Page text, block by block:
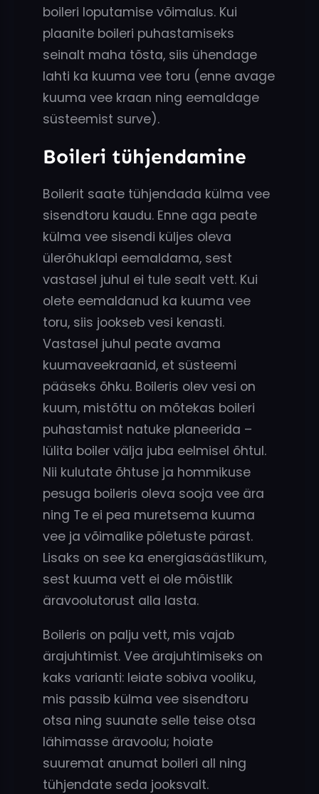
boileri loputamise võimalus. Kui
plaanite boileri puhastamiseks
seinalt maha tõsta, siis ühendage
lahti ka kuuma vee toru (enne avage
kuuma vee kraan ning eemaldage
süsteemist surve).
Boileri tühjendamine
Boilerit saate tühjendada külma vee
sisendtoru kaudu. Enne aga peate
külma vee sisendi küljes oleva
ülerõhuklapi eemaldama, sest
vastasel juhul ei tule sealt vett. Kui
olete eemaldanud ka kuuma vee
toru, siis jookseb vesi kenasti.
Vastasel juhul peate avama
kuumaveekraanid, et süsteemi
pääseks õhku. Boileris olev vesi on
kuum, mistõttu on mõtekas boileri
puhastamist natuke planeerida –
lülita boiler välja juba eelmisel õhtul.
Nii kulutate õhtuse ja hommikuse
pesuga boileris oleva sooja vee ära
ning Te ei pea muretsema kuuma
vee ja võimalike põletuste pärast.
Lisaks on see ka energiasäästlikum,
sest kuuma vett ei ole mõistlik
äravoolutorust alla lasta.
Boileris on palju vett, mis vajab
ärajuhtimist. Vee ärajuhtimiseks on
kaks varianti: leiate sobiva vooliku,
mis passib külma vee sisendtoru
otsa ning suunate selle teise otsa
lähimasse äravoolu; hoiate
suuremat anumat boileri all ning
tühjendate seda jooksvalt.